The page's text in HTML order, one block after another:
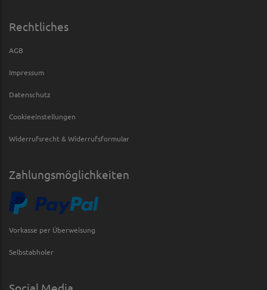
Rechtliches
AGB
Impressum
Datenschutz
Cookieeinstellungen
Widerrufsrecht & Widerrufsformular
Zahlungsmöglichkeiten
Vorkasse per Überweisung
Selbstabholer